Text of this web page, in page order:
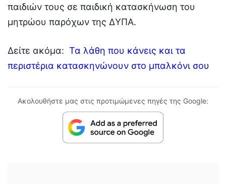
παιδιών τους σε παιδική κατασκήνωση του
μητρώου παρόχων της ΔΥΠΑ.
Δείτε ακόμα: Τα λάθη που κάνεις και τα
περιστέρια κατασκηνώνουν στο μπαλκόνι σου
Ακολουθήστε μας στις προτιμώμενες πηγές της Google: